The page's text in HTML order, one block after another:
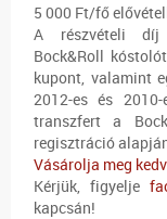
5 000 Ft/fő
A részvételi
Bock&Roll
kupont, valamint
2012-es és
transzfert a
regisztráció
Vásárolja meg
Kérjük, figyelje
kapcsán!